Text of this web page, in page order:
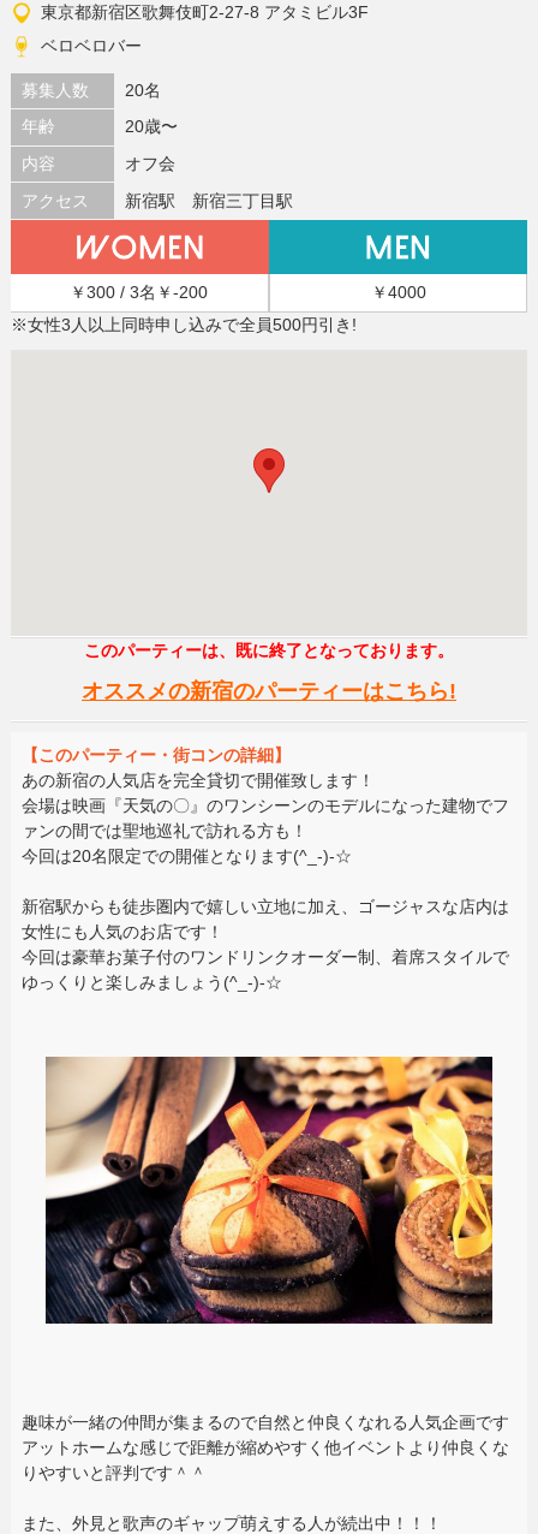
東京都新宿区歌舞伎町2-27-8 アタミビル3F
ベロベロバー
募集人数
20名
年齢
20歳〜
内容
オフ会
アクセス
新宿駅 新宿三丁目駅
￥300 / 3名￥-200
￥4000
※女性3人以上同時申し込みで全員500円引き!
このパーティーは、既に終了となっております。
オススメの新宿のパーティーはこちら!
【このパーティー・街コンの詳細】
あの新宿の人気店を完全貸切で開催致します！
会場は映画『天気の〇』のワンシーンのモデルになった建物でフ
ァンの間では聖地巡礼で訪れる方も！
今回は20名限定での開催となります(^_-)-☆
新宿駅からも徒歩圏内で嬉しい立地に加え、ゴージャスな店内は
女性にも人気のお店です！
今回は豪華お菓子付のワンドリンクオーダー制、着席スタイルで
ゆっくりと楽しみましょう(^_-)-☆
趣味が一緒の仲間が集まるので自然と仲良くなれる人気企画です
アットホームな感じで距離が縮めやすく他イベントより仲良くな
りやすいと評判です＾＾
また、外見と歌声のギャップ萌えする人が続出中！！！